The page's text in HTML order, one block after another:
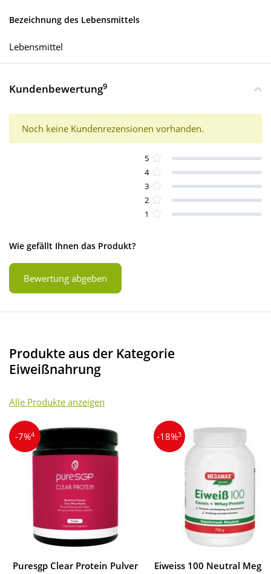
Bezeichnung des Lebensmittels
Lebensmittel
Kundenbewertung9
Noch keine Kundenrezensionen vorhanden.
5
4
3
2
1
Wie gefällt Ihnen das Produkt?
Bewertung abgeben
Produkte aus der Kategorie
Eiweißnahrung
Alle Produkte anzeigen
-7%4
Puresgp Clear Protein Pulver
-18%3
Eiweiss 100 Neutral